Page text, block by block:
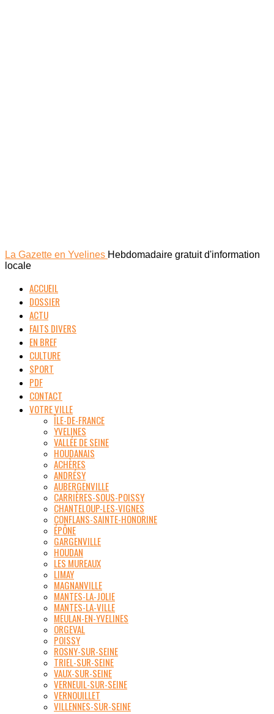
La Gazette en Yvelines Hebdomadaire gratuit d'information
locale
ACCUEIL
DOSSIER
ACTU
FAITS DIVERS
EN BREF
CULTURE
SPORT
PDF
CONTACT
VOTRE VILLE
ÎLE-DE-FRANCE
YVELINES
VALLÉE DE SEINE
HOUDANAIS
ACHÈRES
ANDRÉSY
AUBERGENVILLE
CARRIÈRES-SOUS-POISSY
CHANTELOUP-LES-VIGNES
CONFLANS-SAINTE-HONORINE
ÉPÔNE
GARGENVILLE
HOUDAN
LES MUREAUX
LIMAY
MAGNANVILLE
MANTES-LA-JOLIE
MANTES-LA-VILLE
MEULAN-EN-YVELINES
ORGEVAL
POISSY
ROSNY-SUR-SEINE
TRIEL-SUR-SEINE
VAUX-SUR-SEINE
VERNEUIL-SUR-SEINE
VERNOUILLET
VILLENNES-SUR-SEINE